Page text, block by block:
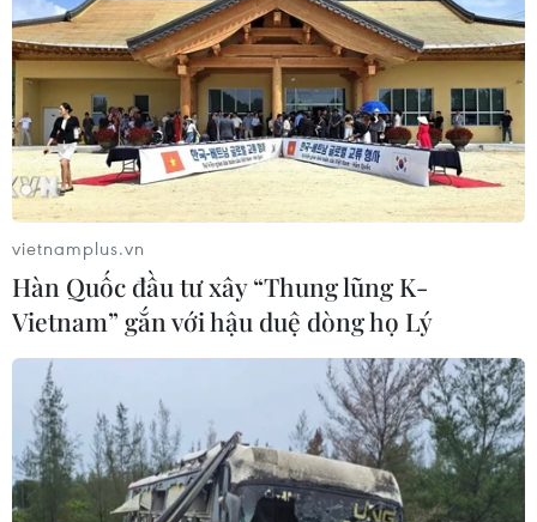
Mỹ thu hồi gần 1,6 triệu quả trứng do
nguy cơ nhiễm khuẩn Salmonella
24/07/2026 05:34
Venezuela ghi nhận 3 ca tử vong do
virus Hanta
22/07/2026 06:57
Sản phụ ở Australia sinh 4 bé gái
cùng trứng theo cách hoàn toàn tự
nhiên
vietnamplus.vn
Hàn Quốc đầu tư xây “Thung lũng K-
Vietnam” gắn với hậu duệ dòng họ Lý